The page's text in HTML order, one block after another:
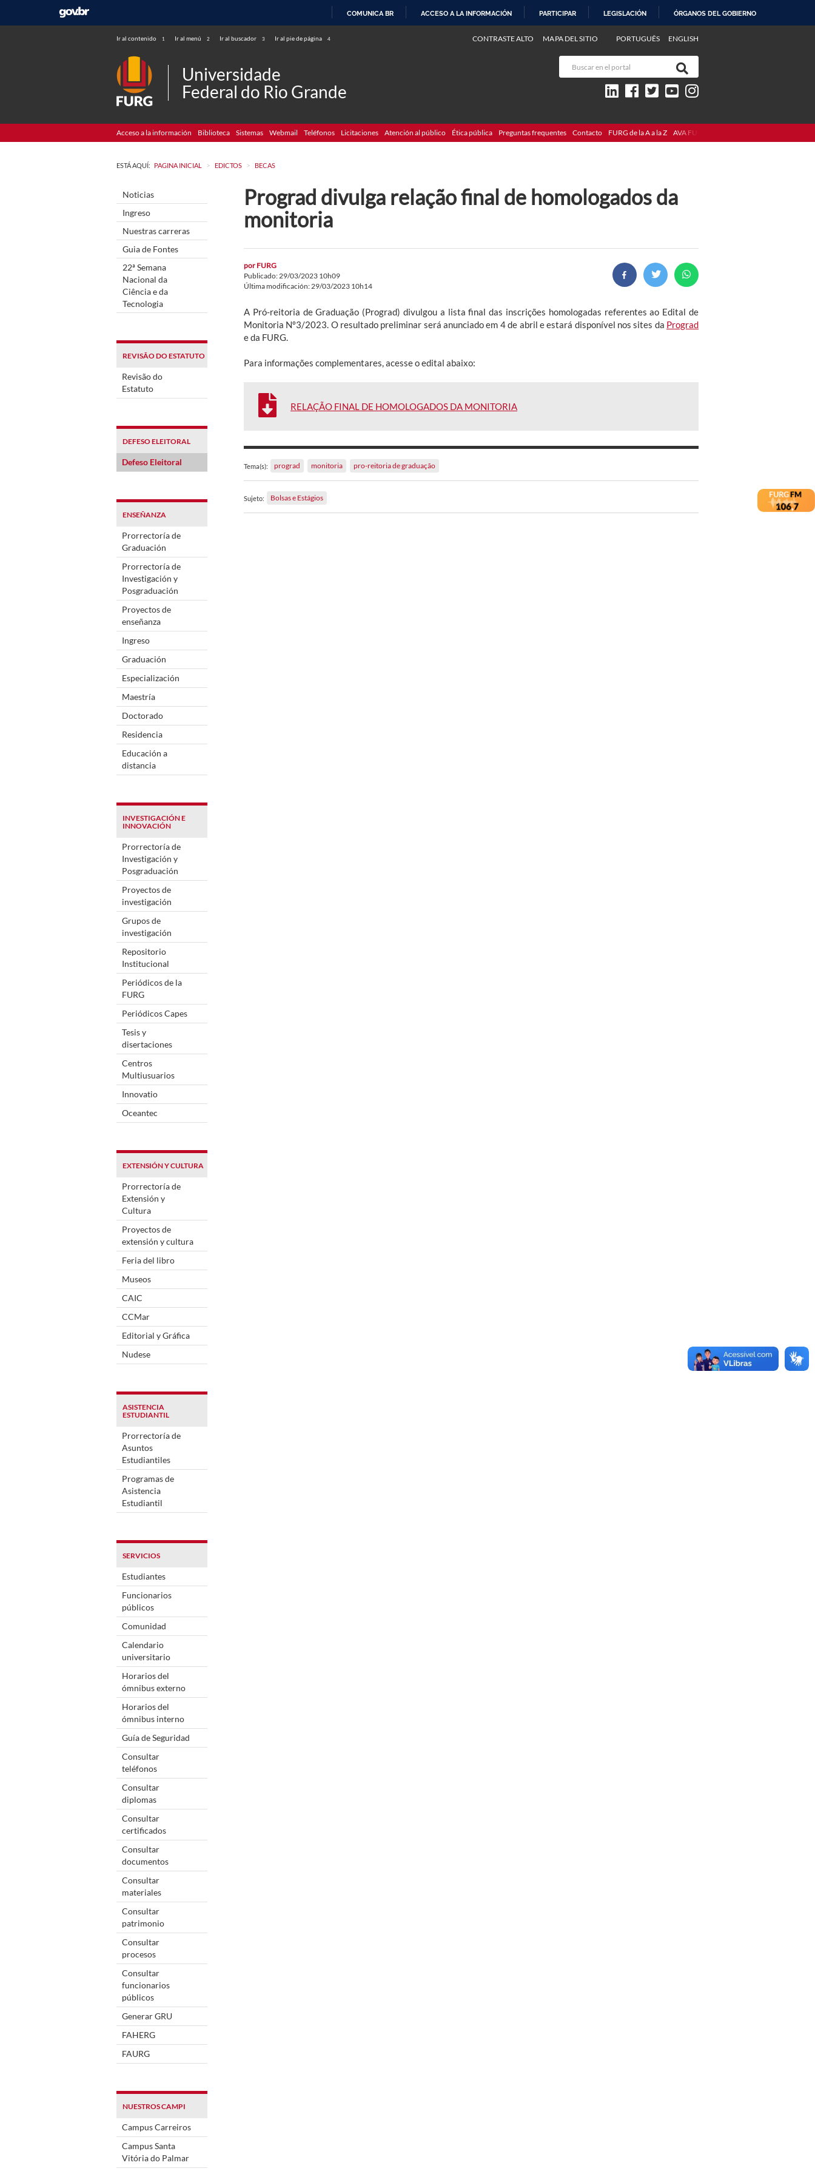
COMUNICA BR ACCESO A LA INFORMACIÓN PARTICIPAR LEGISLACIÓN ÓRGANOS DEL GOBIERNO
Ir al contenido 1 Ir al menú 2 Ir al buscador 3 Ir al pie de página 4 PORTUGUÊS ENGLISH
CONTRASTE ALTO MAPA DEL SITIO
Universidade
Federal do Rio Grande
Acceso a la información Biblioteca Sistemas Webmail Teléfonos Licitaciones Atención al público Ética pública Preguntas frequentes Contacto FURG de la A a la Z AVA FURG
ESTÁ AQUÍ: PAGINA INICIAL > EDICTOS > BECAS
Noticias
Ingreso
Nuestras carreras
Guia de Fontes
22ª Semana
Nacional da
Ciência e da
Tecnologia
REVISÃO DO ESTATUTO
Revisão do
Estatuto
DEFESO ELEITORAL
Defeso Eleitoral
ENSEÑANZA
Prorrectoría de
Graduación
Prorrectoría de
Investigación y
Posgraduación
Proyectos de
enseñanza
Ingreso
Graduación
Especialización
Maestría
Doctorado
Residencia
Educación a
distancia
INVESTIGACIÓN E
INNOVACIÓN
Prorrectoría de
Investigación y
Posgraduación
Proyectos de
investigación
Grupos de
investigación
Repositorio
Institucional
Periódicos de la
FURG
Periódicos Capes
Tesis y
disertaciones
Centros
Multiusuarios
Innovatio
Oceantec
EXTENSIÓN Y CULTURA
Prorrectoría de
Extensión y
Cultura
Proyectos de
extensión y cultura
Feria del libro
Museos
CAIC
CCMar
Editorial y Gráfica
Nudese
ASISTENCIA
ESTUDIANTIL
Prorrectoría de
Asuntos
Estudiantiles
Programas de
Asistencia
Estudiantil
SERVICIOS
Estudiantes
Funcionarios
públicos
Comunidad
Calendario
universitario
Horarios del
ómnibus externo
Horarios del
ómnibus interno
Guía de Seguridad
Consultar
teléfonos
Consultar
diplomas
Consultar
certificados
Consultar
documentos
Consultar
materiales
Consultar
patrimonio
Consultar
procesos
Consultar
funcionarios
públicos
Generar GRU
FAHERG
FAURG
NUESTROS CAMPI
Campus Carreiros
Campus Santa
Vitória do Palmar
Prograd divulga relação final de homologados da
monitoria
por FURG
Publicado: 29/03/2023 10h09
Última modificación: 29/03/2023 10h14
A Pró-reitoria de Graduação (Prograd) divulgou a lista final das inscrições homologadas referentes ao Edital de
Monitoria Nº3/2023. O resultado preliminar será anunciado em 4 de abril e estará disponível nos sites da Prograd
e da FURG.
Para informações complementares, acesse o edital abaixo:
RELAÇÃO FINAL DE HOMOLOGADOS DA MONITORIA
Tema(s): prograd monitoria pro-reitoria de graduação
Sujeto: Bolsas e Estágios